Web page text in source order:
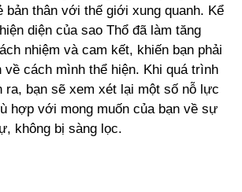
bản thân với thế giới xung quanh. Kể
diện của sao Thổ đã làm tăng
nhiệm và cam kết, khiến bạn phải
cách mình thể hiện. Khi quá trình
ra, bạn sẽ xem xét lại một số nỗ lực
hợp với mong muốn của bạn về sự
không bị sàng lọc.